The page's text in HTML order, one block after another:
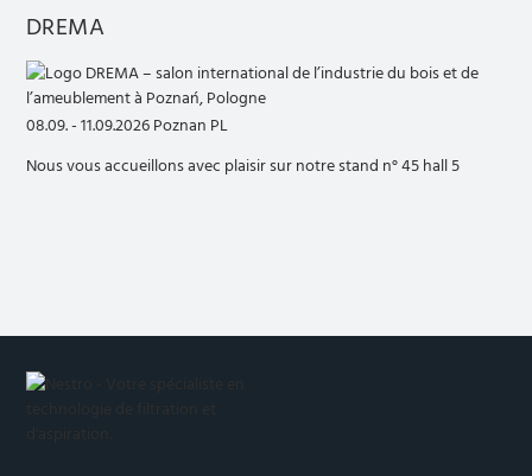
DREMA
08.09. - 11.09.2026 Poznan PL
Nous vous accueillons avec plaisir sur notre stand n° 45 hall 5